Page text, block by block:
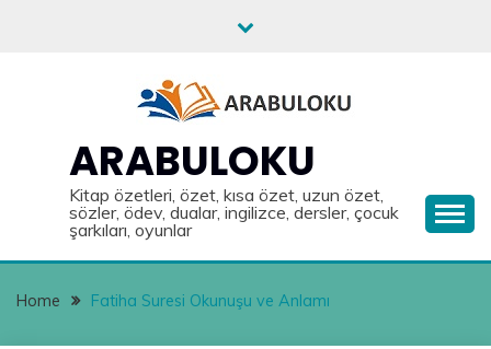
ARABULOKU
Kitap özetleri, özet, kısa özet, uzun özet,
sözler, ödev, dualar, ingilizce, dersler, çocuk
şarkıları, oyunlar
Home Fatiha Suresi Okunuşu ve Anlamı